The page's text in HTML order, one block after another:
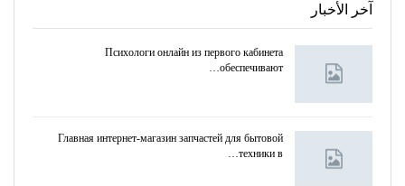
آخر الأخبار
Психологи онлайн из первого кабинета
обеспечивают…
Главная интернет-магазин запчастей для бытовой
техники в…